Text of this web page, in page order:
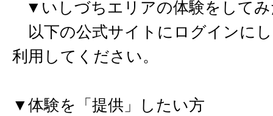
▼いしづちエリアの体験をして
以下の公式サイトにログインに
利用してください。
▼体験を「提供」したい方